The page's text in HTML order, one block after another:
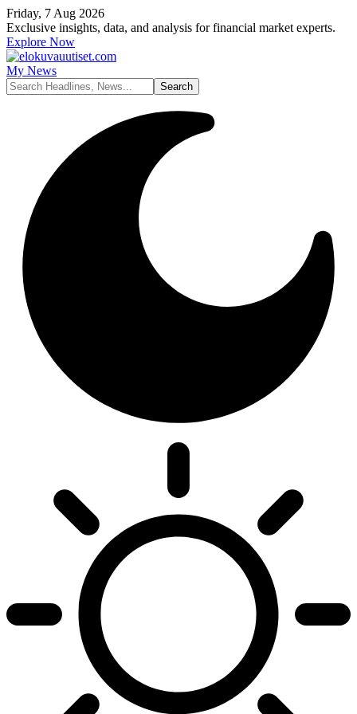
Friday, 7 Aug 2026
Exclusive insights, data, and analysis for financial market experts.
Explore Now
My News